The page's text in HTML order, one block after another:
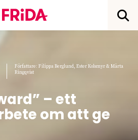
Författare: Filippa Berglund, Ester Kolsmyr & Märta
Ringqvist
– ett
om att ge